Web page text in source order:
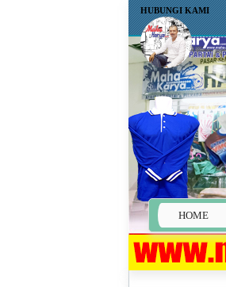
HOME
HUBUNGI KAMI